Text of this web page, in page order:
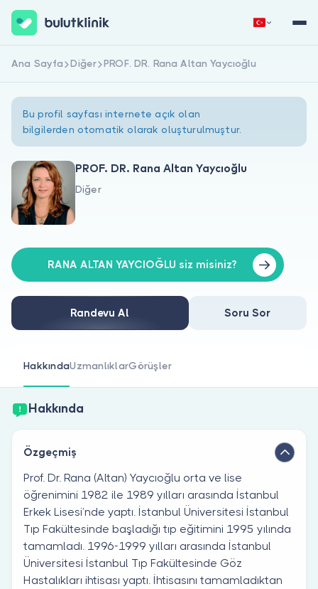
Hakkımızda
Doktorlar için
Doktor musunuz?
Hemen Kaydol Giriş Yap
Ana Sayfa Diğer PROF. DR. Rana Altan Yaycıoğlu
Bu profil sayfası internete açık olan
bilgilerden otomatik olarak oluşturulmuştur.
PROF. DR. Rana Altan Yaycıoğlu
Diğer
RANA ALTAN YAYCIOĞLU siz misiniz?
Randevu Al Soru Sor
HakkındaUzmanlıklarGörüşler
Hakkında
Özgeçmiş
Prof. Dr. Rana (Altan) Yaycıoğlu orta ve lise
öğrenimini 1982 ile 1989 yılları arasında İstanbul
Erkek Lisesi’nde yaptı. İstanbul Üniversitesi İstanbul
Tıp Fakültesinde başladığı tıp eğitimini 1995 yılında
tamamladı. 1996-1999 yılları arasında İstanbul
Üniversitesi İstanbul Tıp Fakültesinde Göz
Hastalıkları ihtisası yaptı. İhtisasını tamamladıktan